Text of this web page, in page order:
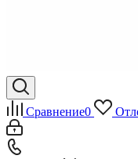
Сравнение0